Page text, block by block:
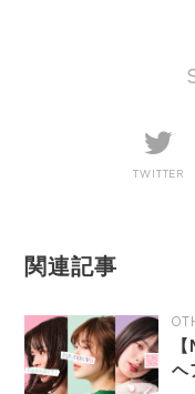
TWITTER
関連記事
ヘ